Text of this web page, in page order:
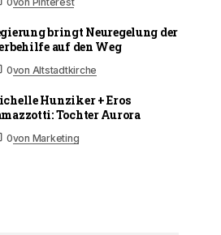
bringt Neuregelung der
auf den Weg
0von Altstadtkirche
Hunziker + Eros
Tochter Aurora
0von Marketing